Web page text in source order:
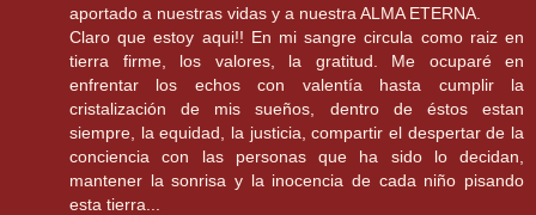
aportado a nuestras vidas y a nuestra ALMA ETERNA.
Claro que estoy aqui!! En mi sangre circula como raiz en
tierra firme, los valores, la gratitud. Me ocuparé en
enfrentar los echos con valentía hasta cumplir la
cristalización de mis sueños, dentro de éstos estan
siempre, la equidad, la justicia, compartir el despertar de la
conciencia con las personas que ha sido lo decidan,
mantener la sonrisa y la inocencia de cada niño pisando
esta tierra...